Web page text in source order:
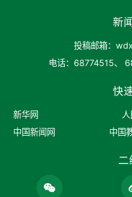
新
投稿邮箱：
电话：68774515、
快
新华网
中国新闻网
中国
二